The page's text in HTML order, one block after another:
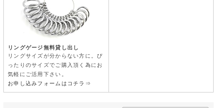
リングゲージ無料貸し出し
リングサイズが分からない方に。ぴ
ったりのサイズでご購入頂く為にお
気軽にご活用下さい。
お申し込みフォームはコチラ⇒